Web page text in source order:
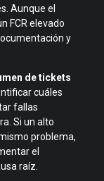
Aunque el
FCR elevado
y
de tickets
cuáles
fallas
Si un alto
problema,
el
raíz.